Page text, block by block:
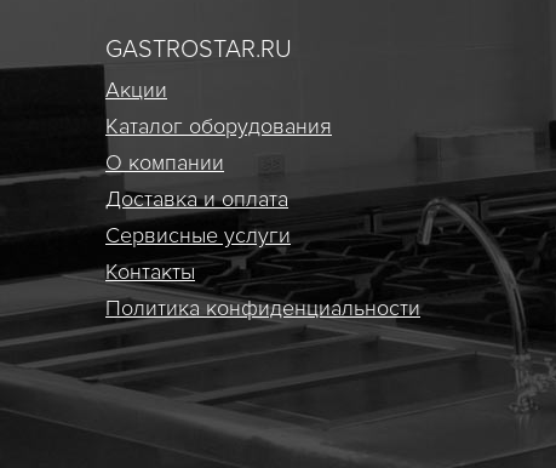
GASTROSTAR.RU
Акции
Каталог оборудования
О компании
Доставка и оплата
Сервисные услуги
Контакты
Политика конфиденциальности